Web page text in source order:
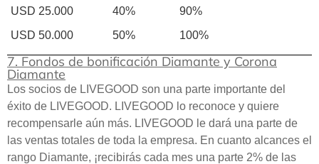
USD 25.000
40%
90%
USD 50.000
50% 100%
7. Fondos de bonificación Diamante y Corona
Diamante
Los socios de LIVEGOOD son una parte importante del
éxito de LIVEGOOD. LIVEGOOD lo reconoce y quiere
recompensarle aún más. LIVEGOOD le dará una parte de
las ventas totales de toda la empresa. En cuanto alcances el
rango Diamante, ¡recibirás cada mes una parte 2% de las